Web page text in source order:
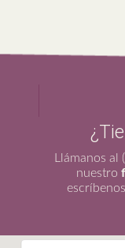
Llámanos al
nuestro